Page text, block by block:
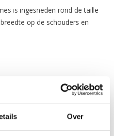
Over
is ingesneden rond de taille
op de schouders en
2.5-laags ripstop / 10.000